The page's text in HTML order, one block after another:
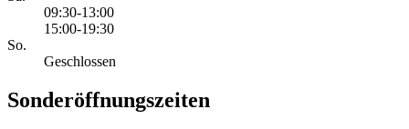
09:30-13:00
15:00-19:30
So.
Geschlossen
Sonderöffnungszeiten